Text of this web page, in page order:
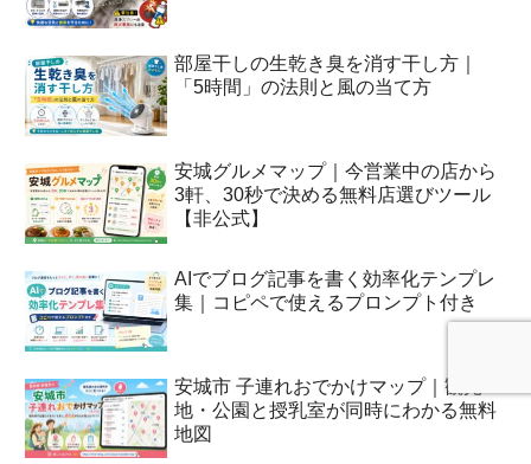
部屋干しの生乾き臭を消す干し方｜
「5時間」の法則と風の当て方
安城グルメマップ｜今営業中の店から
3軒、30秒で決める無料店選びツール
【非公式】
AIでブログ記事を書く効率化テンプレ
集｜コピペで使えるプロンプト付き
安城市 子連れおでかけマップ｜観光
地・公園と授乳室が同時にわかる無料
地図